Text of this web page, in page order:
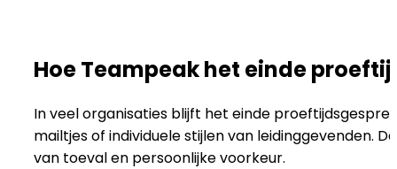
Hoe Teampeak het einde
In veel organisaties blijft het einde
mailtjes of individuele stijlen van leidinggevenden.
van toeval en persoonlijke voorkeur.